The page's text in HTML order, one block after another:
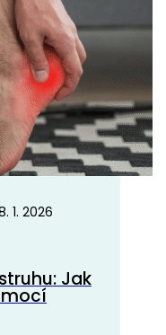
1. 2026
Jak